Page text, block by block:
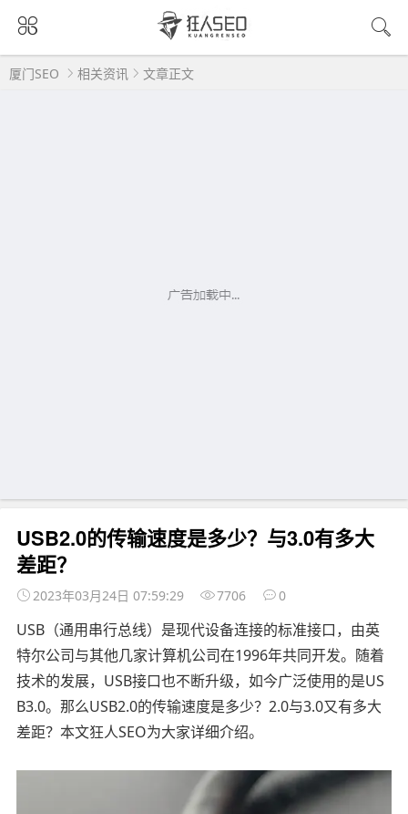
厦门SEO 相关资讯 文章正文
USB2.0的传输速度是多少？与3.0有多大
差距？
2023年03月24日 07:59:29 7706 0
USB（通用串行总线）是现代设备连接的标准接口，由英
特尔公司与其他几家计算机公司在1996年共同开发。随着
技术的发展，USB接口也不断升级，如今广泛使用的是US
B3.0。那么USB2.0的传输速度是多少？2.0与3.0又有多大
差距？本文狂人SEO为大家详细介绍。